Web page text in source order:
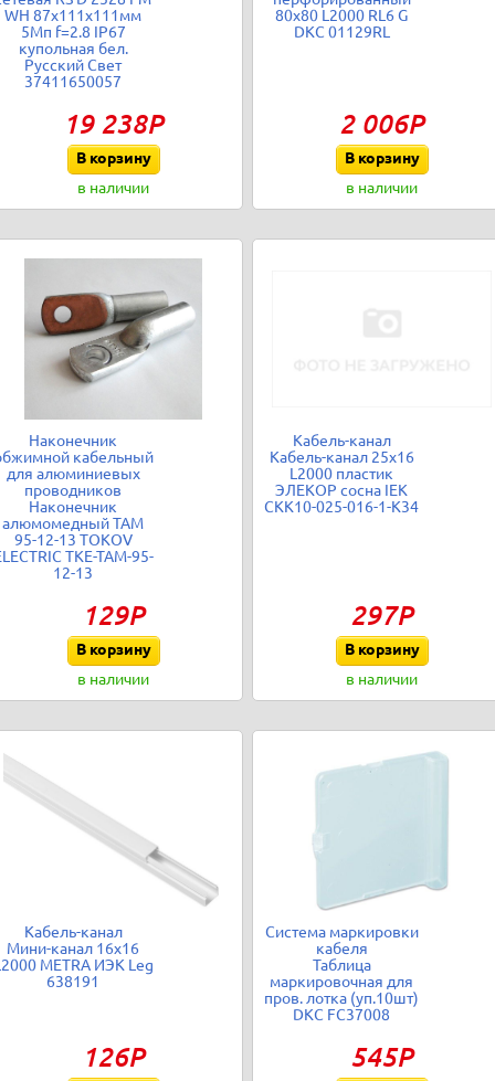
WH 87х111х111мм
5Мп f=2.8 IP67
купольная бел.
Русский Свет
37411650057
19 238Р
В корзину
в наличии
80х80 L2000 RL6 G
DKC 01129RL
2 006Р
В корзину
в наличии
Наконечник
кабельный
для алюминиевых
проводников
Наконечник
алюмомедный ТАМ
95-12-13 TOKOV
TKE-TAM-95-
12-13
129Р
В корзину
в наличии
Кабель-канал
Кабель-канал 25х16
L2000 пластик
ЭЛЕКОР сосна IEK
CKK10-025-016-1-K34
297Р
В корзину
в наличии
Кабель-канал
Мини-канал 16х16
METRA ИЭК Leg
638191
126Р
Система маркировки
кабеля
Таблица
маркировочная для
пров. лотка (уп.10шт)
DKC FC37008
545Р